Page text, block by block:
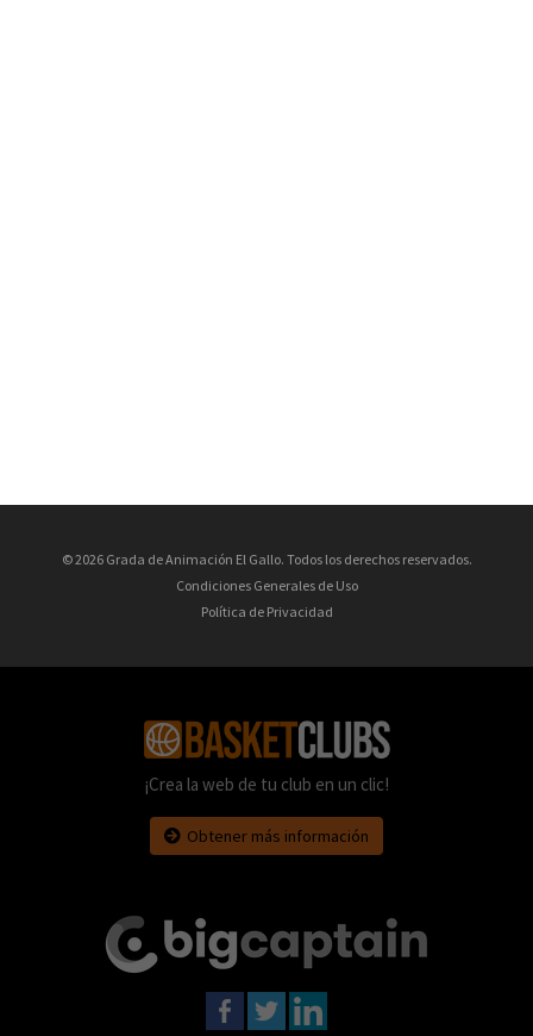
© 2026 Grada de Animación El Gallo. Todos los derechos reservados.
Condiciones Generales de Uso
Política de Privacidad
¡Crea la web de tu club en un clic!
Obtener más información